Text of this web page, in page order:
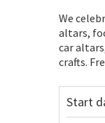
We
altars,
car
crafts.
Start